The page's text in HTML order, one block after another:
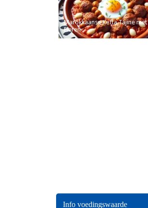
Marokkaanse Kefta Tajine met
Eieren
Info voedingswaarde